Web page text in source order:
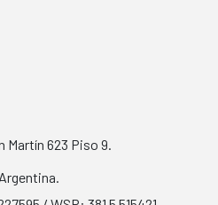
Martín 623 Piso 9.